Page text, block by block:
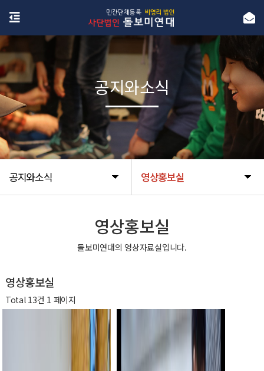
공지와소식 영상홍보실
공지와소식
영상홍보실
돌보미연대의 영상자료실입니다.
영상홍보실
Total 13건 1 페이지